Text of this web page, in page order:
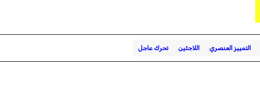
التمييز العنصري اللاجئين تحرك عاجل